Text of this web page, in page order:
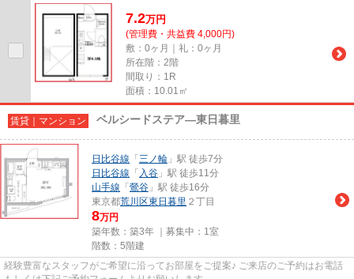
7.2万円
(管理費・共益費 4,000円)
敷：0ヶ月｜礼：0ヶ月
所在階：2階
間取り：1R
面積：10.01㎡
賃貸｜マンション ベルシードステア―東日暮里
日比谷線 「 三ノ輪 」駅 徒歩7分
日比谷線 「 入谷 」駅 徒歩11分
山手線 「 鶯谷 」駅 徒歩16分
東京都荒川区東日暮里 ２丁目
8万円
築年数：築3年 ｜募集中： 1室
階数：5階建
経験豊富なスタッフがご希望に沿ってお部屋をご提案♪ ご来店のご予約はお電話